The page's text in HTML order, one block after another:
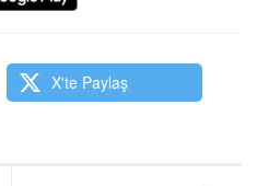
X'te Paylaş